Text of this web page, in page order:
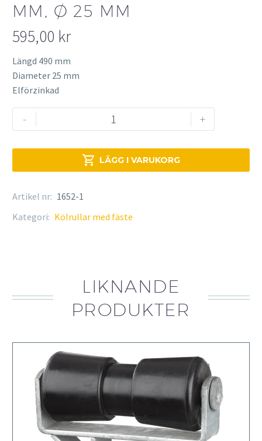
MM, Ø 25 MM
595,00 kr
Längd 490 mm
Diameter 25 mm
Elförzinkad
-
-
mm,
25
mm
+
 LÄGG I VARUKORG
Artikel nr: 1652-1
Kategori: Kölrullar med fäste
LIKNANDE
PRODUKTER